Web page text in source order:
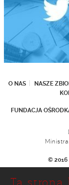
O NAS NASZE
FUNDACJA
© 2016